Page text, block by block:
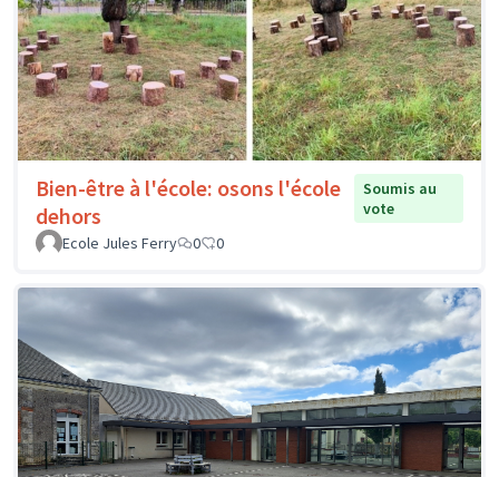
Bien-être à l'école: osons l'école
dehors
Soumis au
vote
Ecole Jules Ferry
0 0